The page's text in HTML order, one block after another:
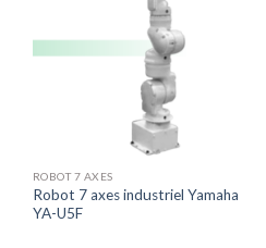
ROBOT 7 AXES
Robot 7 axes industriel Yamaha
YA-U5F